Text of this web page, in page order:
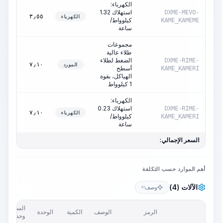
DXME-MEVO-
KAME_KAMEME
الكهرباء:
استهلاك 1.32
كيلوواط/
ساعة
الكهرباء ٣٫٥٥
DXME-RIME-
KAME_KAMERI
مجموعات
طلاء عالية
الضغط لطلاء
أسطح
الهياكل، بقوة
1 كيلوواط
المورد ٧٫١٠
DXME-RIME-
KAME_KAMERI
الكهرباء:
استهلاك 0.23
كيلوواط/
ساعة
الكهرباء ٧٫١٠
السعر الإجمالي:
أهم الموارد حسب التكلفة
الآلات (4) وصفKI
الرمز الوصف الكمية الوحدة
السعر/
وحدة